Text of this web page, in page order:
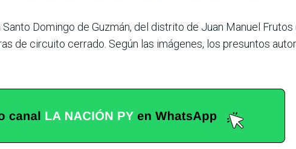
Domingo de Guzmán, del distrito de Juan Manuel
de circuito cerrado. Según las imágenes, los presuntos